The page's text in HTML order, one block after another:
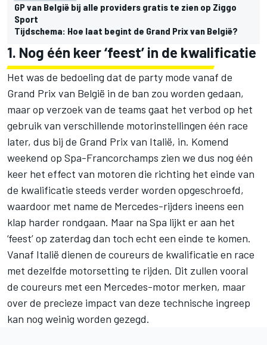
GP van België bij alle providers gratis te zien op Ziggo
Sport
Tijdschema: Hoe laat begint de Grand Prix van België?
1. Nog één keer ‘feest’ in de kwalificatie
Het was de bedoeling dat de party mode vanaf de
Grand Prix van België in de ban zou worden gedaan,
maar op verzoek van de teams gaat het verbod op het
gebruik van verschillende motorinstellingen één race
later, dus bij de Grand Prix van Italië, in. Komend
weekend op Spa-Francorchamps zien we dus nog één
keer het effect van motoren die richting het einde van
de kwalificatie steeds verder worden opgeschroefd,
waardoor met name de Mercedes-rijders ineens een
klap harder rondgaan. Maar na Spa lijkt er aan het
‘feest’ op zaterdag dan toch echt een einde te komen.
Vanaf Italië dienen de coureurs de kwalificatie en race
met dezelfde motorsetting te rijden. Dit zullen vooral
de coureurs met een Mercedes-motor merken, maar
over de precieze impact van deze technische ingreep
kan nog weinig worden gezegd.